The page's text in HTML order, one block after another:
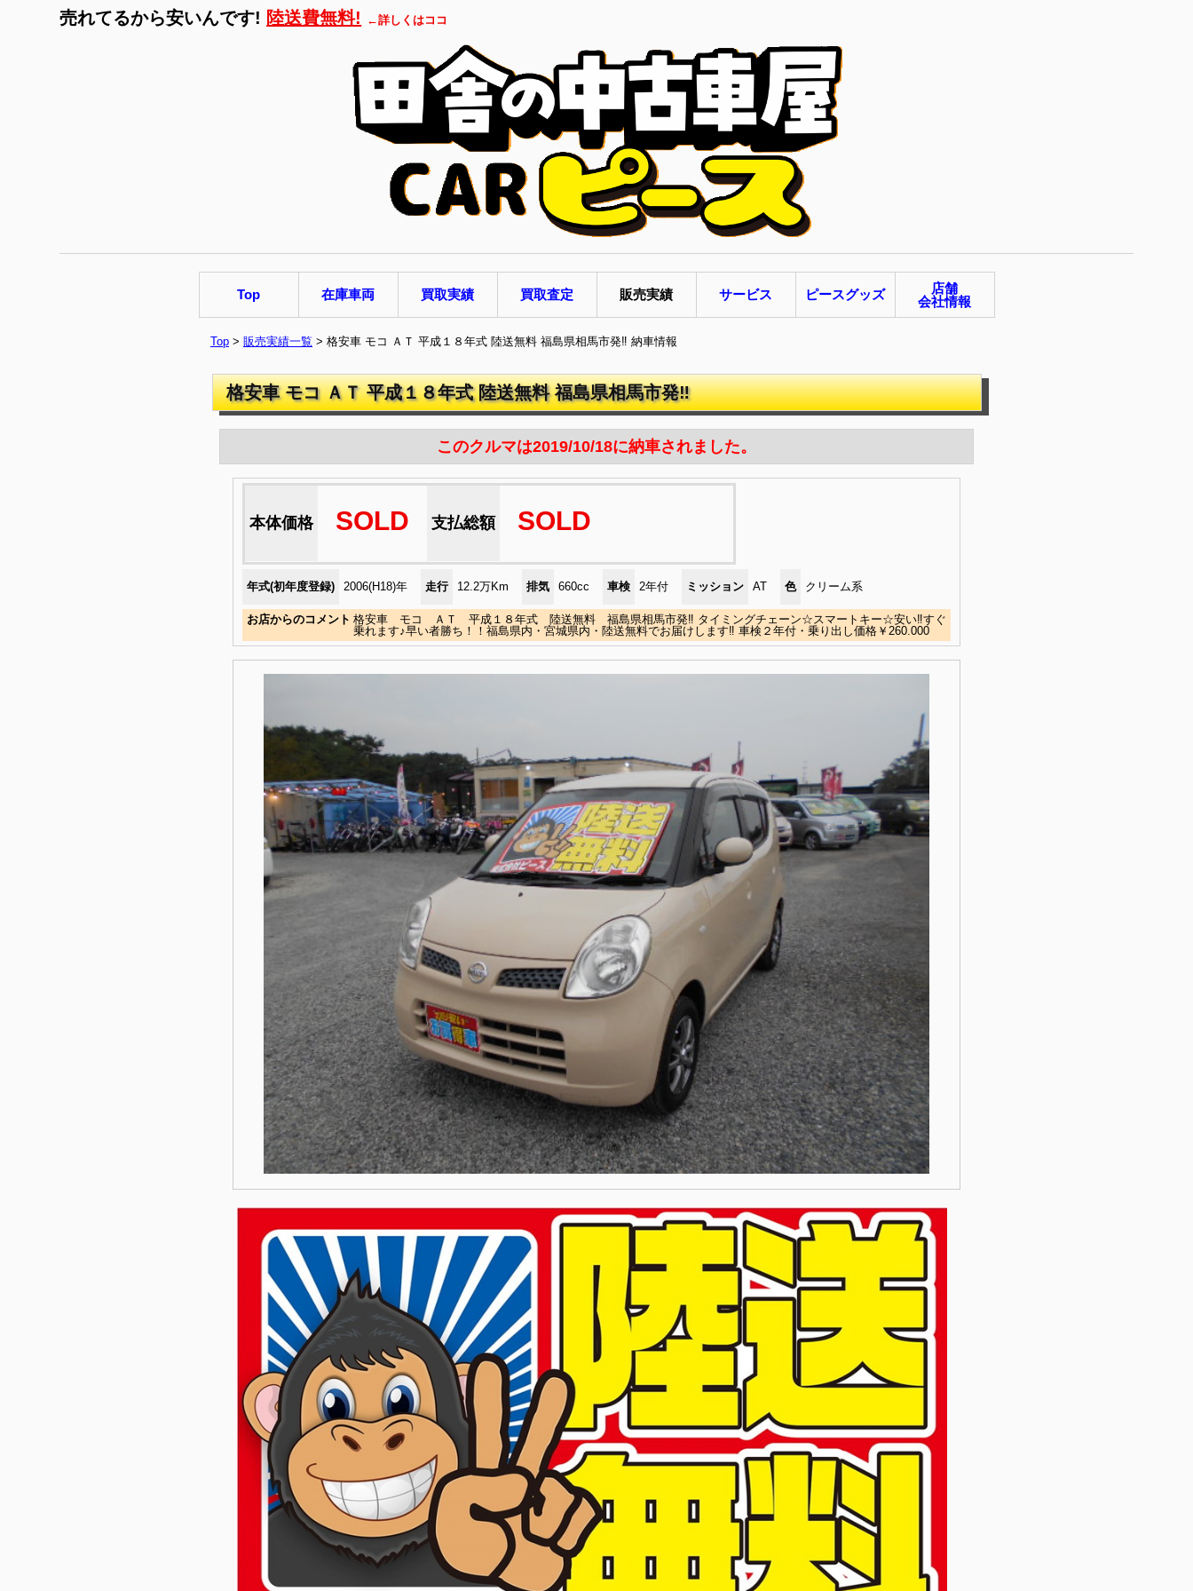
売れてるから安いんです! 陸送費無料! ←詳しくはココ
Top 在庫車両 買取実績 買取査定 販売実績 サービス ピースグッズ
店舗
会社情報
Top > 販売実績一覧 > 格安車 モコ ＡＴ 平成１８年式 陸送無料 福島県相馬市発‼ 納車情報
格安車 モコ ＡＴ 平成１８年式 陸送無料 福島県相馬市発‼
このクルマは2019/10/18に納車されました。
本体価格 SOLD 支払総額 SOLD
年式(初年度登録) 2006(H18)年 走行 12.2万Km 排気 660cc 車検 2年付 ミッション AT 色 クリーム系
お店からのコメント 格安車 モコ ＡＴ 平成１８年式 陸送無料 福島県相馬市発‼ タイミングチェーン☆スマートキー☆安い‼すぐ
乗れます♪早い者勝ち！！福島県内・宮城県内・陸送無料でお届けします‼ 車検２年付・乗り出し価格￥260.000